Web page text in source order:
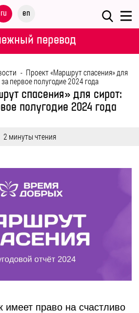
ru en
перевод
- Проект «Маршрут спасения» для
первое полугодие 2024 года
спасения» для сирот:
полугодие 2024 года
2 минуты чтения
имеет право на счастливо